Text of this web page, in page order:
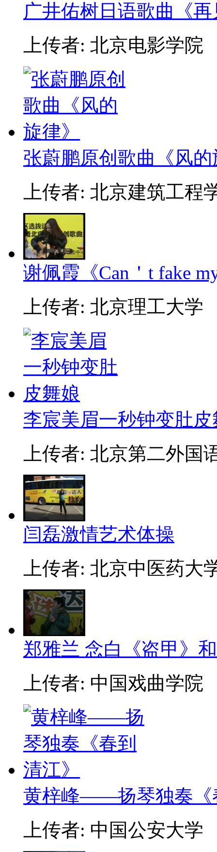
广井佑树日语歌曲《
上传者: 北京电影学院
张蔚鹏原创歌曲《风
上传者: 北京建筑工程
谢佩霞《Can＇t fake
上传者: 北京理工大学
李宸美眉一秒钟变肚皮
上传者: 北京第二外国
闫磊激情艺术体操
上传者: 北京中医药大
郑雅兰 念白《盗甲》
上传者: 中国戏曲学院
黄梓峰——扬琴独奏《
上传者: 中国公安大学